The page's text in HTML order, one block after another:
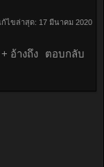
ก้ไขล่าสุด: 17 มีนาคม 2020
+ อ้างถึง ตอบกลับ